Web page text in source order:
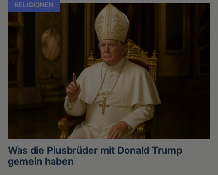
RELIGIONEN
Was die Piusbrüder mit Donald Trump
gemein haben